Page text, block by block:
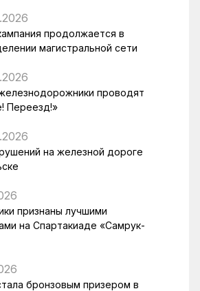
продолжается в
магистральной сети
проводят
Переезд!»
на железной дороге
признаны лучшими
на Спартакиаде «Самрук-
бронзовым призером в